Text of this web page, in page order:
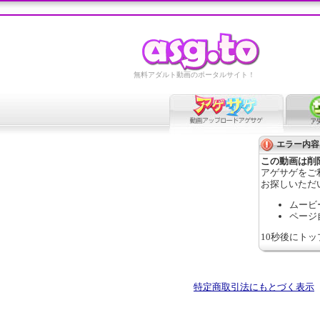
無料アダルト動画のポータルサイト！
エラー内容
この動画は削
アゲサゲをご
お探しいただ
ムービ
ページ
10秒後にト
特定商取引法にもとづく表示